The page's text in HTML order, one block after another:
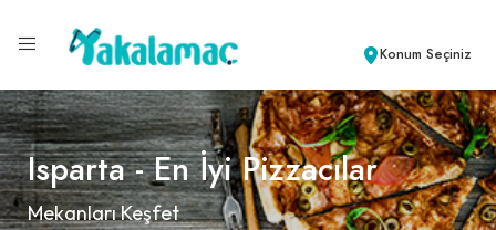
Konum Seçiniz
Isparta - En İyi Pizzacılar
Mekanları Keşfet